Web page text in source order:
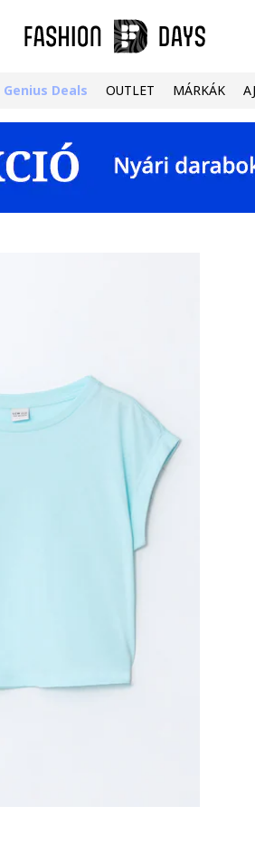
Genius Deals OUTLET MÁRKÁK